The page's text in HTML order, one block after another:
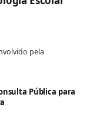
pela
Pública para